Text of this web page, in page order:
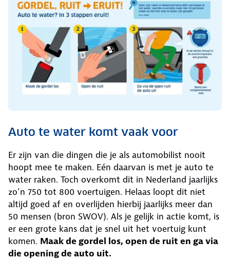
Auto te water komt vaak voor
Er zijn van die dingen die je als automobilist nooit
hoopt mee te maken. Eén daarvan is met je auto te
water raken. Toch overkomt dit in Nederland jaarlijks
zo’n 750 tot 800 voertuigen. Helaas loopt dit niet
altijd goed af en overlijden hierbij jaarlijks meer dan
50 mensen (bron SWOV). Als je gelijk in actie komt, is
er een grote kans dat je snel uit het voertuig kunt
komen. Maak de gordel los, open de ruit en ga via
die opening de auto uit.